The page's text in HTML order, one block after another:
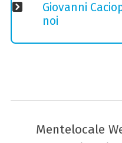
Giovanni
noi
Mentelocale